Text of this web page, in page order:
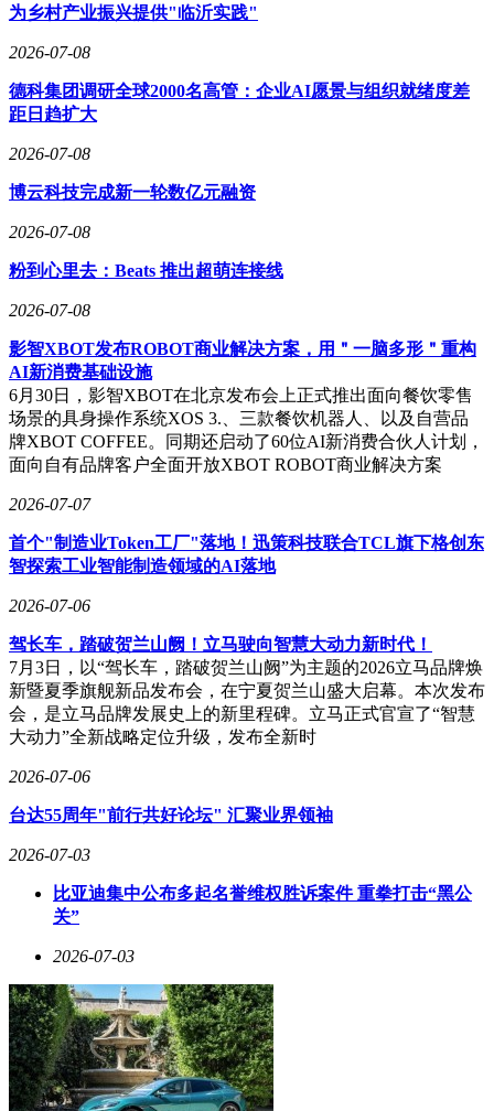
为乡村产业振兴提供"临沂实践"
2026-07-08
德科集团调研全球2000名高管：企业AI愿景与组织就绪度差
距日趋扩大
2026-07-08
博云科技完成新一轮数亿元融资
2026-07-08
粉到心里去：Beats 推出超萌连接线
2026-07-08
影智XBOT发布ROBOT商业解决方案，用＂一脑多形＂重构
AI新消费基础设施
6月30日，影智XBOT在北京发布会上正式推出面向餐饮零售
场景的具身操作系统XOS 3.、三款餐饮机器人、以及自营品
牌XBOT COFFEE。同期还启动了60位AI新消费合伙人计划，
面向自有品牌客户全面开放XBOT ROBOT商业解决方案
2026-07-07
首个"制造业Token工厂"落地！迅策科技联合TCL旗下格创东
智探索工业智能制造领域的AI落地
2026-07-06
驾长车，踏破贺兰山阙！立马驶向智慧大动力新时代！
7月3日，以“驾长车，踏破贺兰山阙”为主题的2026立马品牌焕
新暨夏季旗舰新品发布会，在宁夏贺兰山盛大启幕。本次发布
会，是立马品牌发展史上的新里程碑。立马正式官宣了“智慧
大动力”全新战略定位升级，发布全新时
2026-07-06
台达55周年"前行共好论坛" 汇聚业界领袖
2026-07-03
比亚迪集中公布多起名誉维权胜诉案件 重拳打击“黑公
关”
2026-07-03